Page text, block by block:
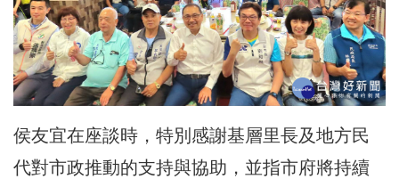
侯友宜在座談時，特別感謝基層里長及地方民
代對市政推動的支持與協助，並指市府將持續